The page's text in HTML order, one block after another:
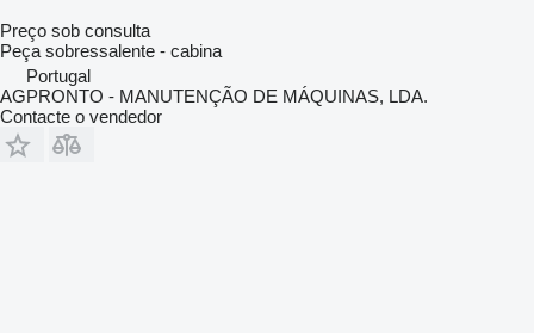
Preço sob consulta
Peça sobressalente - cabina
Portugal
AGPRONTO - MANUTENÇÃO DE MÁQUINAS, LDA.
Contacte o vendedor